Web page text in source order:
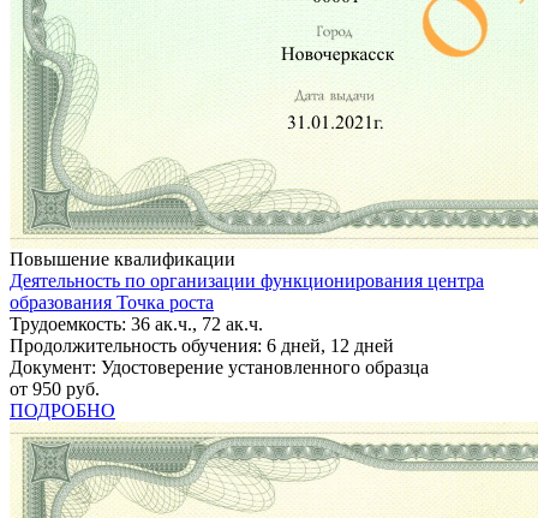
Повышение квалификации
Деятельность по организации функционирования центра
образования Точка роста
Трудоемкость: 36 ак.ч., 72 ак.ч.
Продолжительность обучения: 6 дней, 12 дней
Документ: Удостоверение установленного образца
от 950 руб.
ПОДРОБНО